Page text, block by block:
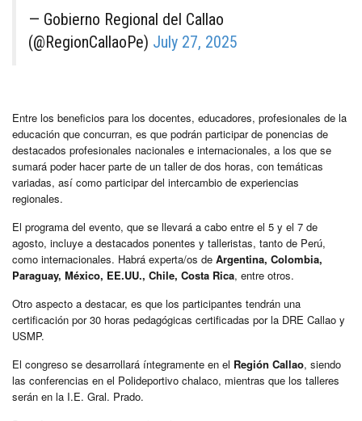
— Gobierno Regional del Callao
(@RegionCallaoPe) July 27, 2025
Entre los beneficios para los docentes, educadores, profesionales de la
educación que concurran, es que podrán participar de ponencias de
destacados profesionales nacionales e internacionales, a los que se
sumará poder hacer parte de un taller de dos horas, con temáticas
variadas, así como participar del intercambio de experiencias
regionales.
El programa del evento, que se llevará a cabo entre el 5 y el 7 de
agosto, incluye a destacados ponentes y talleristas, tanto de Perú,
como internacionales. Habrá experta/os de Argentina, Colombia,
Paraguay, México, EE.UU., Chile, Costa Rica, entre otros.
Otro aspecto a destacar, es que los participantes tendrán una
certificación por 30 horas pedagógicas certificadas por la DRE Callao y
USMP.
El congreso se desarrollará íntegramente en el Región Callao, siendo
las conferencias en el Polideportivo chalaco, mientras que los talleres
serán en la I.E. Gral. Prado.